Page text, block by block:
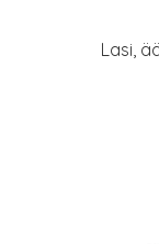
Lasi,